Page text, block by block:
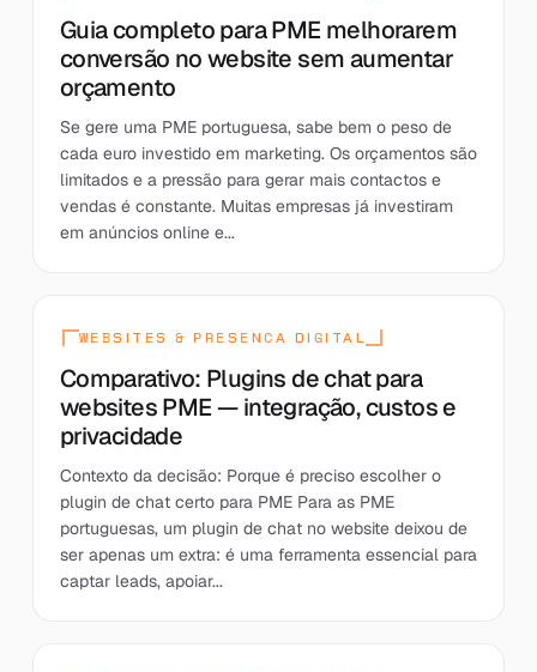
Guia completo para PME melhorarem
conversão no website sem aumentar
orçamento
Se gere uma PME portuguesa, sabe bem o peso de
cada euro investido em marketing. Os orçamentos são
limitados e a pressão para gerar mais contactos e
vendas é constante. Muitas empresas já investiram
em anúncios online e...
WEBSITES & PRESENCA DIGITAL
Comparativo: Plugins de chat para
websites PME — integração, custos e
privacidade
Contexto da decisão: Porque é preciso escolher o
plugin de chat certo para PME Para as PME
portuguesas, um plugin de chat no website deixou de
ser apenas um extra: é uma ferramenta essencial para
captar leads, apoiar...